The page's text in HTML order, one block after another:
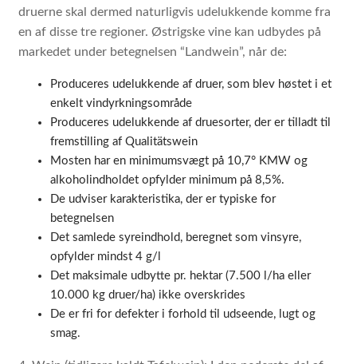
druerne skal dermed naturligvis udelukkende komme fra
en af ​​disse tre regioner. Østrigske vine kan udbydes på
markedet under betegnelsen “Landwein”, når de:
Produceres udelukkende af druer, som blev høstet i et
enkelt vindyrkningsområde
Produceres udelukkende af druesorter, der er tilladt til
fremstilling af Qualitätswein
Mosten har en minimumsvægt på 10,7° KMW og
alkoholindholdet opfylder minimum på 8,5%.
De udviser karakteristika, der er typiske for
betegnelsen
Det samlede syreindhold, beregnet som vinsyre,
opfylder mindst 4 g/l
Det maksimale udbytte pr. hektar (7.500 l/ha eller
10.000 kg druer/ha) ikke overskrides
De er fri for defekter i forhold til udseende, lugt og
smag.